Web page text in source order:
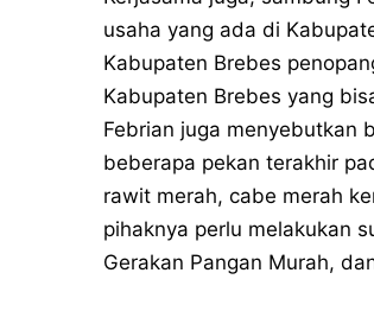
usaha yang ada di
Kabupaten Brebes
Kabupaten Brebes yang
Febrian juga menyebutkan
beberapa pekan terakhir
rawit merah, cabe merah
pihaknya perlu melakukan
Gerakan Pangan Murah,